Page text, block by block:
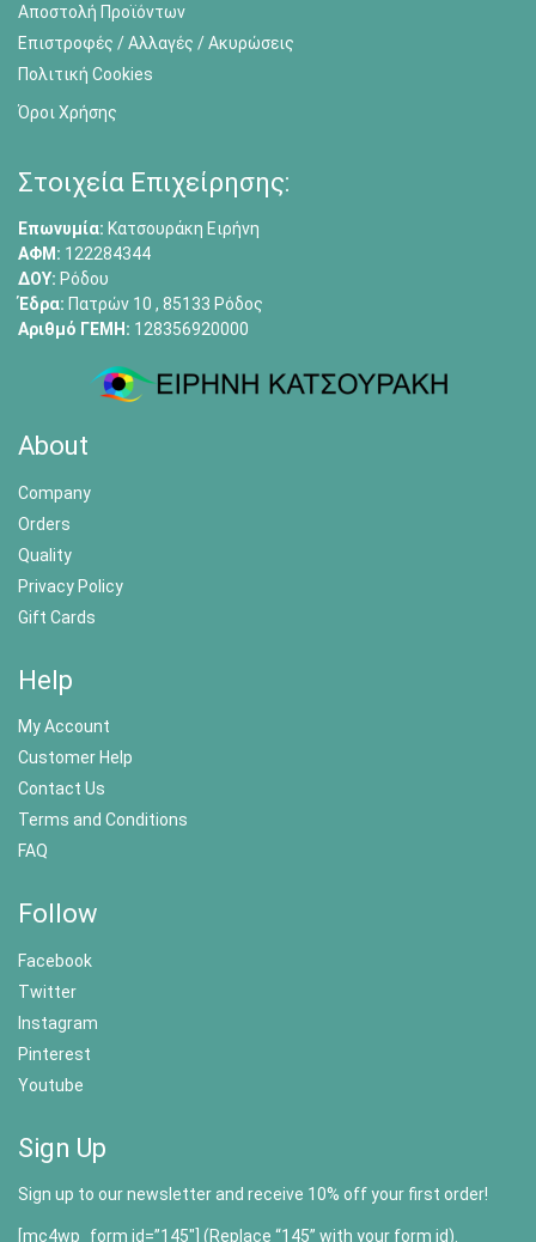
Αποστολή Προϊόντων
Επιστροφές / Αλλαγές / Ακυρώσεις
Πολιτική Cookies
Όροι Χρήσης
Στοιχεία Επιχείρησης:
Επωνυμία: Κατσουράκη Ειρήνη
ΑΦΜ: 122284344
ΔΟΥ: Ρόδου
Έδρα: Πατρών 10 , 85133 Ρόδος
Αριθμό ΓΕΜΗ: 128356920000
About
Company
Orders
Quality
Privacy Policy
Gift Cards
Help
My Account
Customer Help
Contact Us
Terms and Conditions
FAQ
Follow
Facebook
Twitter
Instagram
Pinterest
Youtube
Sign Up
Sign up to our newsletter and receive 10% off your first order!
[mc4wp_form id=”145″] (Replace “145” with your form id).